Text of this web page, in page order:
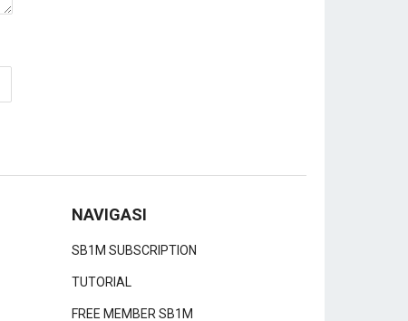
NAVIGASI
SB1M SUBSCRIPTION
TUTORIAL
FREE MEMBER SB1M